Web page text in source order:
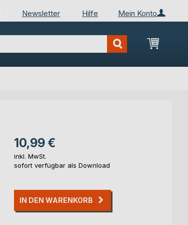
Mein Konto
Newsletter Hilfe
Mein
10,99 €
inkl. MwSt.
sofort verfügbar als Download
IN DEN WARENKORB